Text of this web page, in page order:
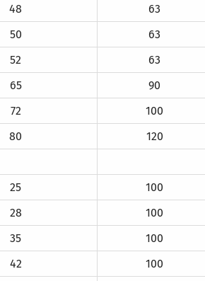
48 63
50 63
52 63
65 90
72 100
80 120
25 100
28 100
35 100
42 100